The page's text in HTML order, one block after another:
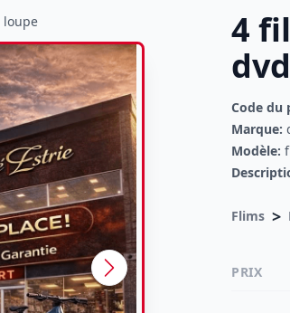
loupe
4
dvd
Code du
Marque:
Modèle:
Flims >
PRIX